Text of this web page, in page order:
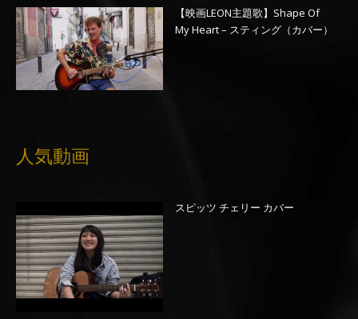
【映画LEON主題歌】Shape Of
My Heart – スティング（カバー）
人気動画
スピッツ チェリー カバー